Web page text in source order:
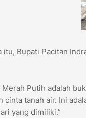
itu, Bupati Pacitan
Merah Putih adalah
cinta tanah air. Ini
yang dimiliki.”